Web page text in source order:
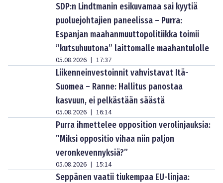
SDP:n Lindtmanin esikuvamaa sai kyytiä
puoluejohtajien paneelissa – Purra:
Espanjan maahanmuuttopolitiikka toimii
”kutsuhuutona” laittomalle maahantulolle
05.08.2026 | 17:37
Liikenneinvestoinnit vahvistavat Itä-
Suomea – Ranne: Hallitus panostaa
kasvuun, ei pelkästään säästä
05.08.2026 | 16:14
Purra ihmettelee opposition verolinjauksia:
”Miksi oppositio vihaa niin paljon
veronkevennyksiä?”
05.08.2026 | 15:14
Seppänen vaatii tiukempaa EU-linjaa: